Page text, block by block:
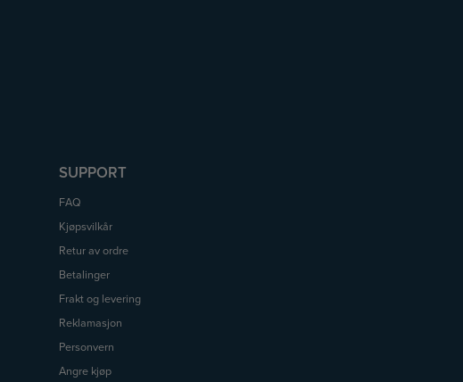
SUPPORT
FAQ
Kjøpsvilkår
Retur av ordre
Betalinger
Frakt og levering
Reklamasjon
Personvern
Angre kjøp